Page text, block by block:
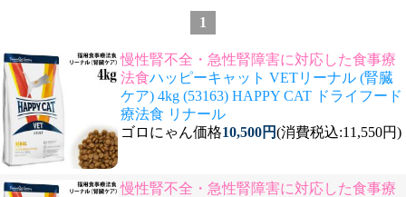
1
慢性腎不全・急性腎障害に対応した食事療
法食ハッピーキャット VETリーナル (腎臓
ケア) 4kg (53163) HAPPY CAT ドライフード
療法食 リナール
ゴロにゃん価格10,500円(消費税込:11,550円)
慢性腎不全・急性腎障害に対応した食事療